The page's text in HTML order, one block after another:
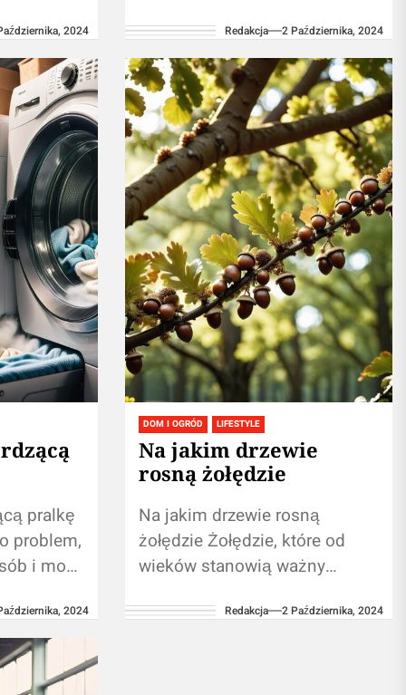
są
języki
się
2024
roślin ozdobnych, które zdobią
nasze ogrody, balkony i tarasy
przez cały...
Redakcja 2 Października, 2024
pralkę
problem,
i może
Zapachy
2024
DOM I OGRÓD LIFESTYLE
Na jakim drzewie
rosną żołędzie
Na jakim drzewie rosną
żołędzie Żołędzie, które od
wieków stanowią ważny
ekosystemach, rosną na
Redakcja 2 Października, 2024